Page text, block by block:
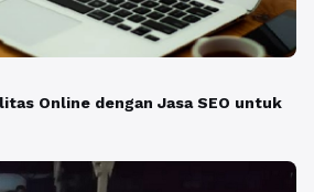
Online dengan Jasa SEO untuk